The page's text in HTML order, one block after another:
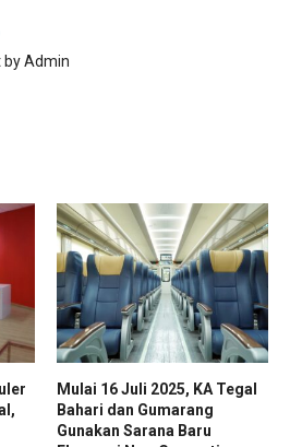
Admin
Mulai 16 Juli 2025, KA Tegal
Bahari dan Gumarang
Gunakan Sarana Baru